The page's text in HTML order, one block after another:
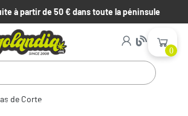
à partir de 50 € dans toute la péninsule
0
Secado y Conservación